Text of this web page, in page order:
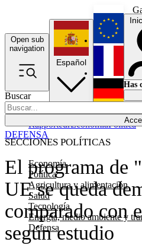
Open sub
navigation
Buscar
SECCIONES POLÍTICAS
Economía
Política
Agricultura y alimentación
Salud
Tecnología
Energía, medio ambiente y
Defensa
RapporteurEconomíaPolítica
Español
Has
El programa de
UE se queda
comparado con
según estudio
DEFENSA